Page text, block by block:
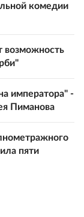
комедии
возможность
императора" -
Пиманова
пяти